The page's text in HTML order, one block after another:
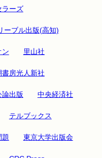
ラーズ
ーブル出版(高知)
ン 里山社
書房光人新社
論出版 中央経済社
テルブックス
題 東京大学出版会